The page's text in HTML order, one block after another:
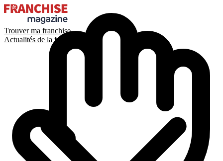
Trouver ma franchise
Actualités de la franchise